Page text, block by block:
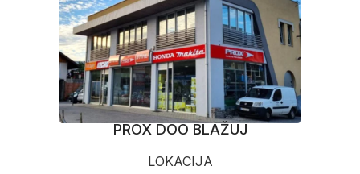
PROX DOO BLAŽUJ
LOKACIJA